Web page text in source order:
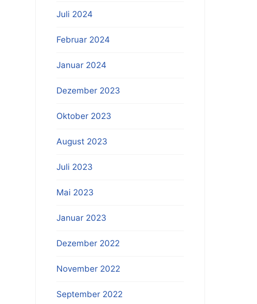
Juli 2024
Februar 2024
Januar 2024
Dezember 2023
Oktober 2023
August 2023
Juli 2023
Mai 2023
Januar 2023
Dezember 2022
November 2022
September 2022